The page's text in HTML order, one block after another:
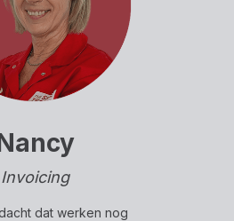
Invoicing
dat werken nog